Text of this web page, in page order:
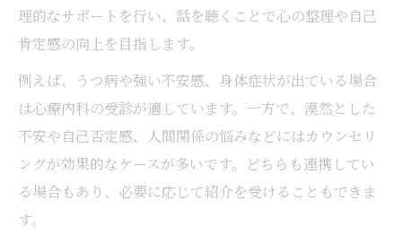
理的なサポートを行い、話を聴くことで心の整理や自己
肯定感の向上を目指します。
例えば、うつ病や強い不安感、身体症状が出ている場合
は心療内科の受診が適しています。一方で、漠然とした
不安や自己否定感、人間関係の悩みなどにはカウンセリ
ングが効果的なケースが多いです。どちらも連携してい
る場合もあり、必要に応じて紹介を受けることもできま
す。